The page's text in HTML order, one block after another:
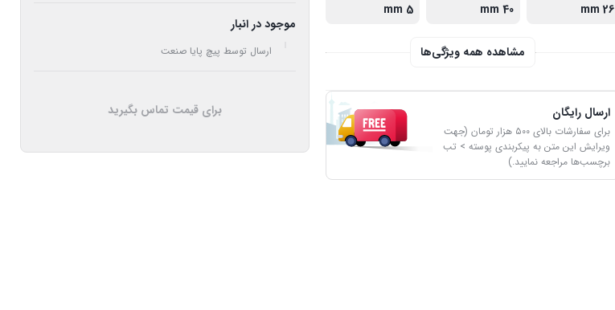
26 mm
40 mm
5 mm
مشاهده همه ویژگی‌ها
ارسال رایگان
برای سفارشات بالای ۵۰۰ هزار تومان (جهت
ویرایش این متن به پیکربندی پوسته > تب
برچسب‌ها مراجعه نمایید.)
موجود در انبار
ارسال توسط پیچ پایا صنعت
برای قیمت تماس بگیرید